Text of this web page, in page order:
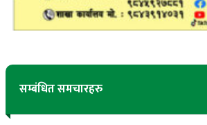
सम्बंधित समचारहरु